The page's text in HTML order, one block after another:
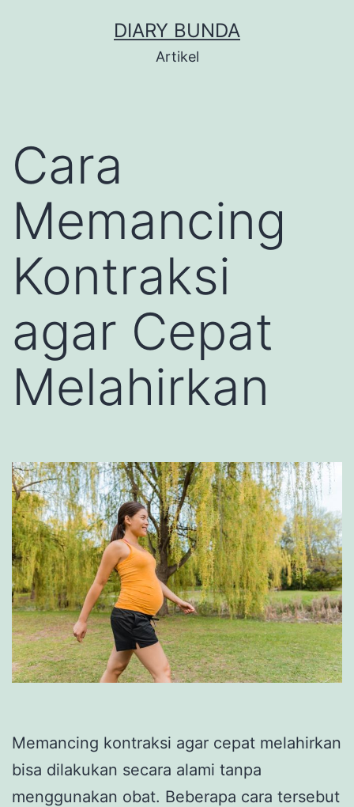
DIARY BUNDA
Artikel
Cara
Memancing
Kontraksi
agar Cepat
Melahirkan
Memancing kontraksi agar cepat melahirkan
bisa dilakukan secara alami tanpa
menggunakan obat. Beberapa cara tersebut